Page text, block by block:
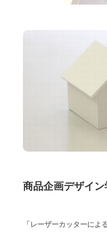
商品企画デザイン
「レーザーカッターによ